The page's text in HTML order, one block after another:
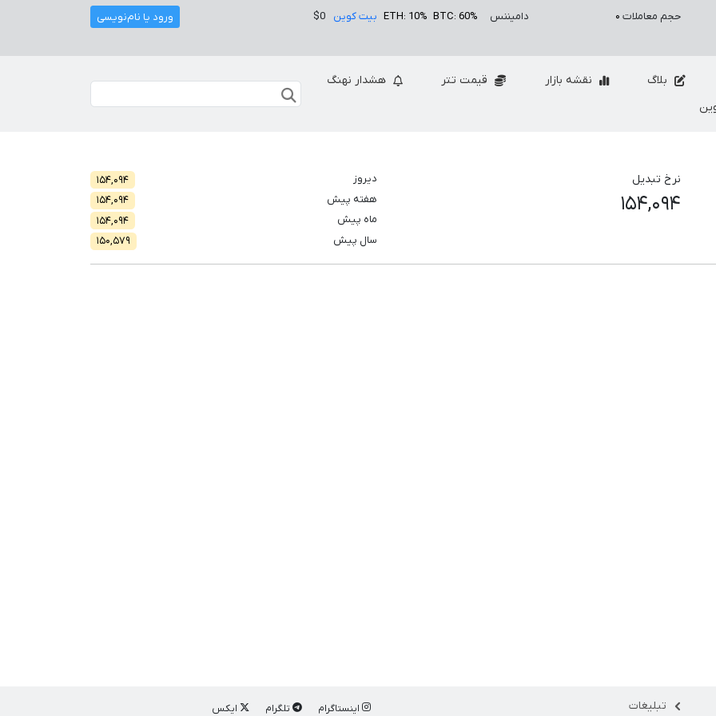
حجم معاملات ۰ دامیننس BTC: 60%
ETH: 10% بیت کوین $0 ورود یا نام‌نویسی
بلاگ نقشه بازار قیمت تتر
هشدار نهنگ
نرخ تبدیل
۱۵۴,۰۹۴
دیروز
۱۵۴,۰۹۴
هفته پیش
۱۵۴,۰۹۴
ماه پیش
۱۵۴,۰۹۴
سال پیش
۱۵۰,۵۷۹
تبلیغات اینستاگرام تلگرام ایکس